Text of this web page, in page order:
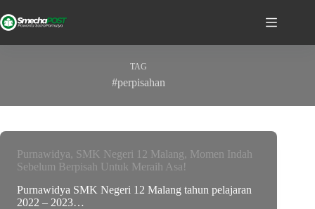
TAG
#perpisahan
Purnawidya, SMK Negeri 12 Malang, Momen Indah
Sebelum Berpisah Untuk Meraih Asa!
Purnawidya SMK Negeri 12 Malang tahun pelajaran
2022 – 2023…